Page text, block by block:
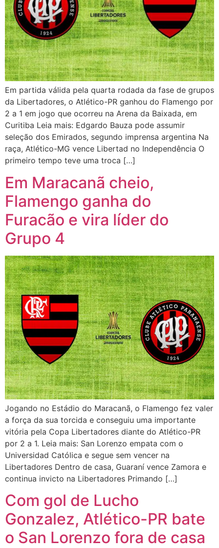
Em partida válida pela quarta rodada da fase de grupos
da Libertadores, o Atlético-PR ganhou do Flamengo por
2 a 1 em jogo que ocorreu na Arena da Baixada, em
Curitiba Leia mais: Edgardo Bauza pode assumir
seleção dos Emirados, segundo imprensa argentina Na
raça, Atlético-MG vence Libertad no Independência O
primeiro tempo teve uma troca […]
Em Maracanã cheio,
Flamengo ganha do
Furacão e vira líder do
Grupo 4
Jogando no Estádio do Maracanã, o Flamengo fez valer
a força da sua torcida e conseguiu uma importante
vitória pela Copa Libertadores diante do Atlético-PR
por 2 a 1. Leia mais: San Lorenzo empata com o
Universidad Católica e segue sem vencer na
Libertadores Dentro de casa, Guaraní vence Zamora e
continua invicto na Libertadores Primando […]
Com gol de Lucho
Gonzalez, Atlético-PR bate
o San Lorenzo fora de casa